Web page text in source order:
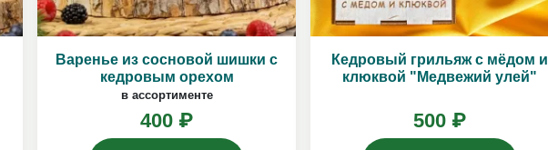
Варенье из сосновой шишки с
кедровым орехом
в ассортименте
400 ₽
Кедровый грильяж с мёдом и
клюквой "Медвежий улей"
500 ₽